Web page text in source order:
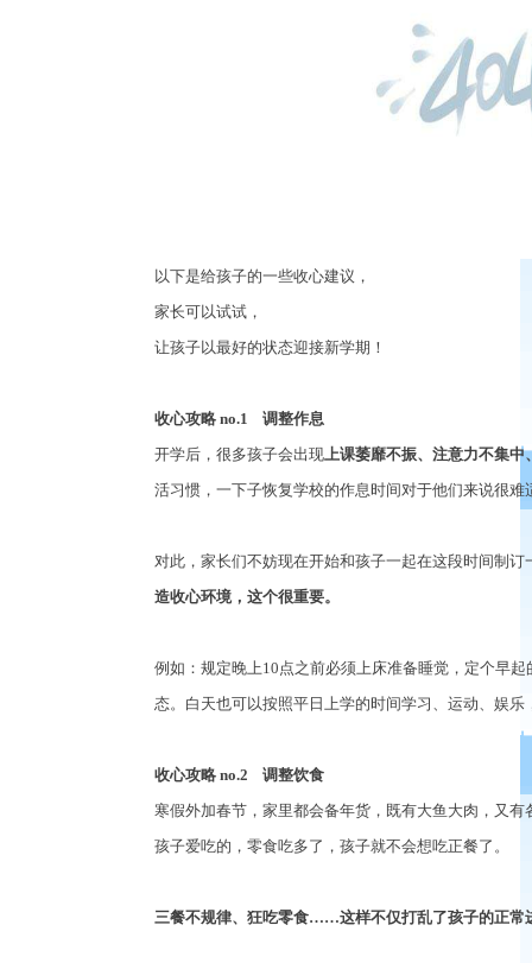
以下是给孩子的一些收心建议，
家长可以试试，
让孩子以最好的状态迎接新学期！
收心攻略 no.1 调整作息
开学后，很多孩子会出现上课萎靡不振、注意力不集中
活习惯，一下子恢复学校的作息时间对于他们来说很难
对此，家长们不妨现在开始和孩子一起在这段时间制订
造收心环境，这个很重要。
例如：规定晚上10点之前必须上床准备睡觉，定个早
态。白天也可以按照平日上学的时间学习、运动、娱
收心攻略 no.2 调整饮食
寒假外加春节，家里都会备年货，既有大鱼大肉，又
孩子爱吃的，零食吃多了，孩子就不会想吃正餐了。
三餐不规律、狂吃零食……这样不仅打乱了孩子的正常